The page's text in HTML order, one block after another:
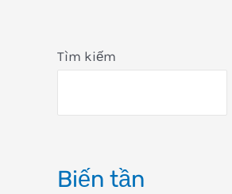
Tìm kiếm
Biến tần